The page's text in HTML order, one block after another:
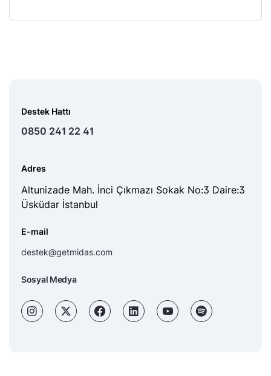
Destek Hattı
0850 241 22 41
Adres
Altunizade Mah. İnci Çıkmazı Sokak No:3 Daire:3
Üsküdar İstanbul
E-mail
destek@getmidas.com
Sosyal Medya